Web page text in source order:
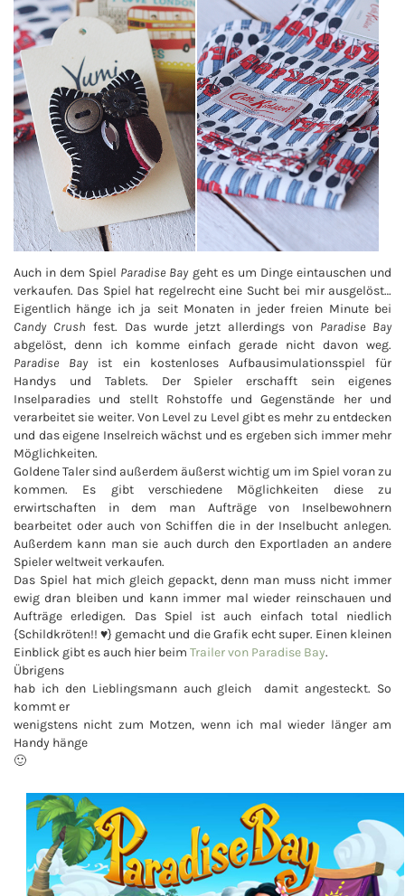
Auch in dem Spiel Paradise Baygeht es um Dinge eintauschen und
verkaufen. Das Spiel hat regelrecht eine Sucht bei mir ausgelöst…
Eigentlich hänge ich ja seit Monaten in jeder freien Minute bei
Candy Crush fest. Das wurde jetzt allerdings von Paradise Bay
abgelöst, denn ich komme einfach gerade nicht davon weg.
Paradise Bayist ein kostenloses Aufbausimulationsspiel für
Handys und Tablets. Der Spieler erschafft sein eigenes
Inselparadies und stellt Rohstoffe und Gegenstände her und
verarbeitet sie weiter. Von Level zu Level gibt es mehr zu entdecken
und das eigene Inselreich wächst und es ergeben sich immer mehr
Möglichkeiten.
Goldene Taler sind außerdem äußerst wichtig um im Spiel voran zu
kommen. Es gibt verschiedene Möglichkeiten diese zu
erwirtschaften in dem man Aufträge von Inselbewohnern
bearbeitet oder auch von Schiffen die in der Inselbucht anlegen.
Außerdem kann man sie auch durch den Exportladen an andere
Spieler weltweit verkaufen.
Das Spiel hat mich gleich gepackt, denn man muss nicht immer
ewig dran bleiben und kann immer mal wieder reinschauen und
Aufträge erledigen. Das Spiel ist auch einfach total niedlich
{Schildkröten!! ♥} gemacht und die Grafik echt super. Einen kleinen
Einblick gibt es auch hier beim Trailer von Paradise Bay.
Übrigens
hab ich den Lieblingsmann auch gleich damit angesteckt. So
kommt er
wenigstens nicht zum Motzen, wenn ich mal wieder länger am
Handy hänge
🙂